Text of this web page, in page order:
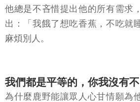
他總是不吝惜提出他的所有需求
出：「我餓了想吃香蕉，不吃就
麻煩別人。
我們都是平等的，你我沒有
為什麼鹿野能讓眾人心甘情願為